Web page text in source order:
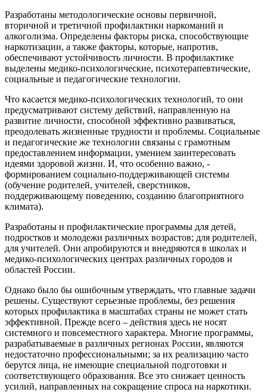
Разработаны методологические основы первичной,
вторичной и третичной профилактики наркоманий и
алкоголизма. Определены факторы риска, способствующие
наркотизации, а также факторы, которые, напротив,
обеспечивают устойчивость личности. В профилактике
выделены медико-психологические, психотерапевтические,
социальные и педагогические технологии.
Что касается медико-психологических технологий, то они
предусматривают систему действий, направленную на
развитие личности, способной эффективно развиваться,
преодолевать жизненные трудности и проблемы. Социальные
и педагогические же технологии связаны с грамотным
предоставлением информации, умением заинтересовать
идеями здоровой жизни. И, что особенно важно, -
формированием социально-поддерживающей системы
(обучение родителей, учителей, сверстников,
поддерживающему поведению, созданию благоприятного
климата).
Разработаны и профилактические программы для детей,
подростков и молодежи различных возрастов; для родителей,
для учителей. Они апробируются и внедряются в школах и
медико-психологических центрах различных городов и
областей России.
Однако было бы ошибочным утверждать, что главные задачи
решены. Существуют серьезные проблемы, без решения
которых профилактика в масштабах страны не может стать
эффективной. Прежде всего – действия здесь не носят
системного и повсеместного характера. Многие программы,
разрабатываемые в различных регионах России, являются
недостаточно профессиональными; за их реализацию часто
берутся лица, не имеющие специальной подготовки и
соответствующего образования. Все это снижает ценность
усилий, направленных на сокращение спроса на наркотики.